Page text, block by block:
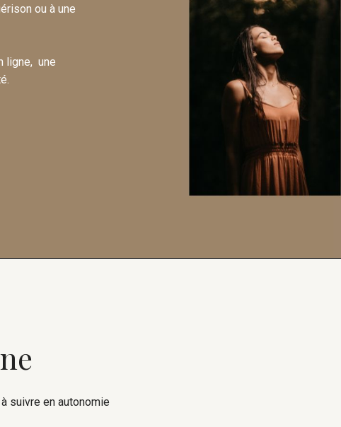
ou à une
ligne, une
suivre en autonomie